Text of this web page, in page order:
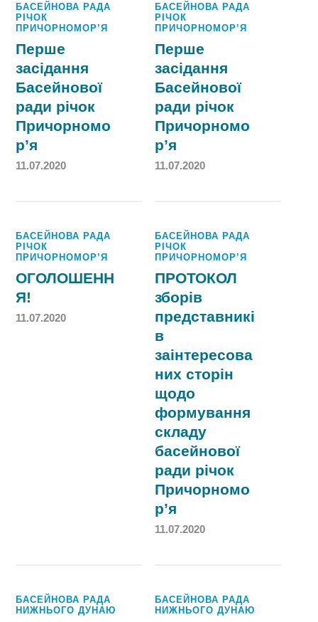
БАСЕЙНОВА РАДА
РІЧОК
ПРИЧОРНОМОР’Я
Перше
засідання
Басейнової
ради річок
Причорномо
р’я
11.07.2020
БАСЕЙНОВА РАДА
РІЧОК
ПРИЧОРНОМОР’Я
Перше
засідання
Басейнової
ради річок
Причорномо
р’я
11.07.2020
БАСЕЙНОВА РАДА
РІЧОК
ПРИЧОРНОМОР’Я
ОГОЛОШЕНН
Я!
11.07.2020
БАСЕЙНОВА РАДА
РІЧОК
ПРИЧОРНОМОР’Я
ПРОТОКОЛ
зборів
представникі
в
заінтересова
них сторін
щодо
формування
складу
басейнової
ради річок
Причорномо
р’я
11.07.2020
БАСЕЙНОВА РАДА
НИЖНЬОГО ДУНАЮ
БАСЕЙНОВА РАДА
НИЖНЬОГО ДУНАЮ